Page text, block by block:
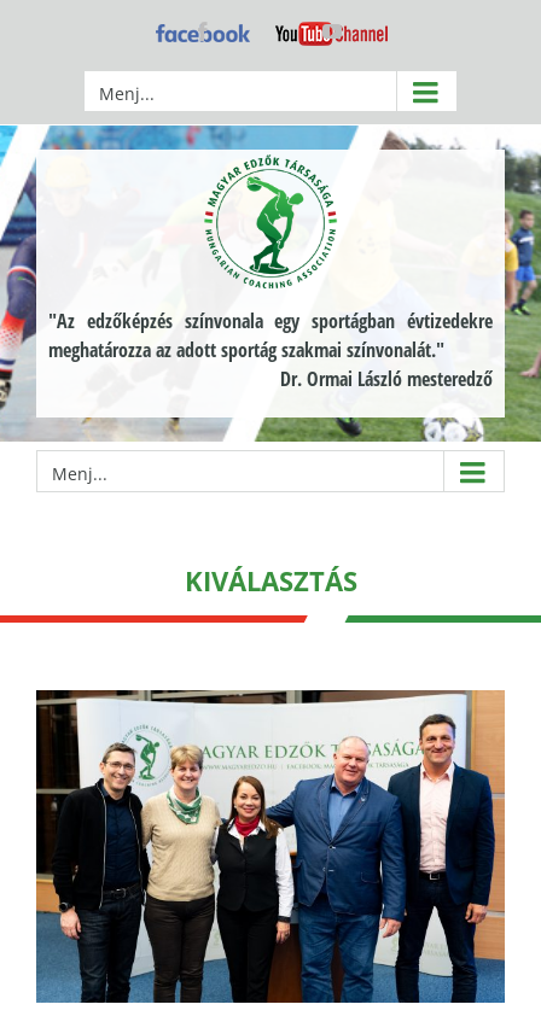
Facebook YouTube
Menj...
"Az edzőképzés színvonala egy sportágban évtizedekre
meghatározza az adott sportág szakmai színvonalát."
Dr. Ormai László mesteredző
Menj...
KIVÁLASZTÁS